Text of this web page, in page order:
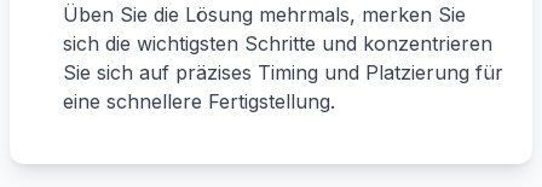
Üben Sie die Lösung mehrmals, merken Sie
sich die wichtigsten Schritte und konzentrieren
Sie sich auf präzises Timing und Platzierung für
eine schnellere Fertigstellung.